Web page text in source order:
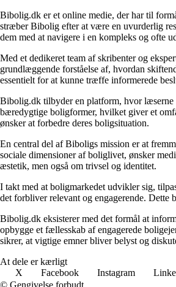
Bibolig.dk er et online medie, der har til
stræber Bibolig efter at være en uvurderlig
dem med at navigere i en kompleks og ofte
Med et dedikeret team af skribenter og
grundlæggende forståelse af, hvordan
essentielt for at kunne træffe informerede
Bibolig.dk tilbyder en platform, hvor
bæredygtige boligformer, hvilket giver et
ønsker at forbedre deres boligsituation.
En central del af Biboligs mission er at
sociale dimensioner af boliglivet, ønsker
æstetik, men også om trivsel og identitet.
I takt med at boligmarkedet udvikler sig,
det forbliver relevant og engagerende. Dette
Bibolig.dk eksisterer med det formål at
opbygge et fællesskab af engagerede
sikrer, at vigtige emner bliver belyst og
At dele er kærligt
X
Facebook Instagram
© Gengivelse forbudt.